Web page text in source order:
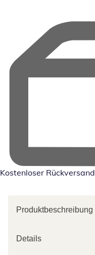
Kostenloser Rückversand
Produktbeschreibung
Details